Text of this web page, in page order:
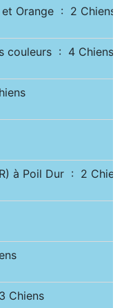
et Orange : 2 Chiens
couleurs : 4 Chiens
à Poil Dur : 2
Chiens